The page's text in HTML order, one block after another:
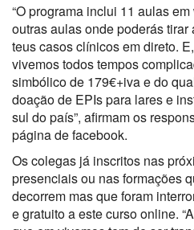
“O programa inclui 11 aulas
outras aulas onde poderás
teus casos clínicos em direto.
vivemos todos tempos
simbólico de 179€+iva e do
doação de EPIs para lares e
sul do país”, afirmam os
página de facebook.
Os colegas já inscritos nas
presenciais ou nas formações
decorrem mas que foram
e gratuito a este curso online.